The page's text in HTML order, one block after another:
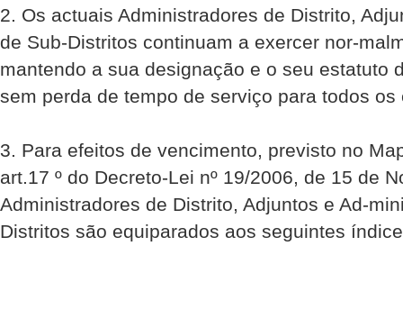
2. Os actuais Administradores de Distrito,
de Sub-Distritos continuam a exercer nor-
mantendo a sua designação e o seu estatuto
sem perda de tempo de serviço para todos os
3. Para efeitos de vencimento, previsto no
art.17 º do Decreto-Lei nº 19/2006, de 15 de
Administradores de Distrito, Adjuntos e Ad-
Distritos são equiparados aos seguintes